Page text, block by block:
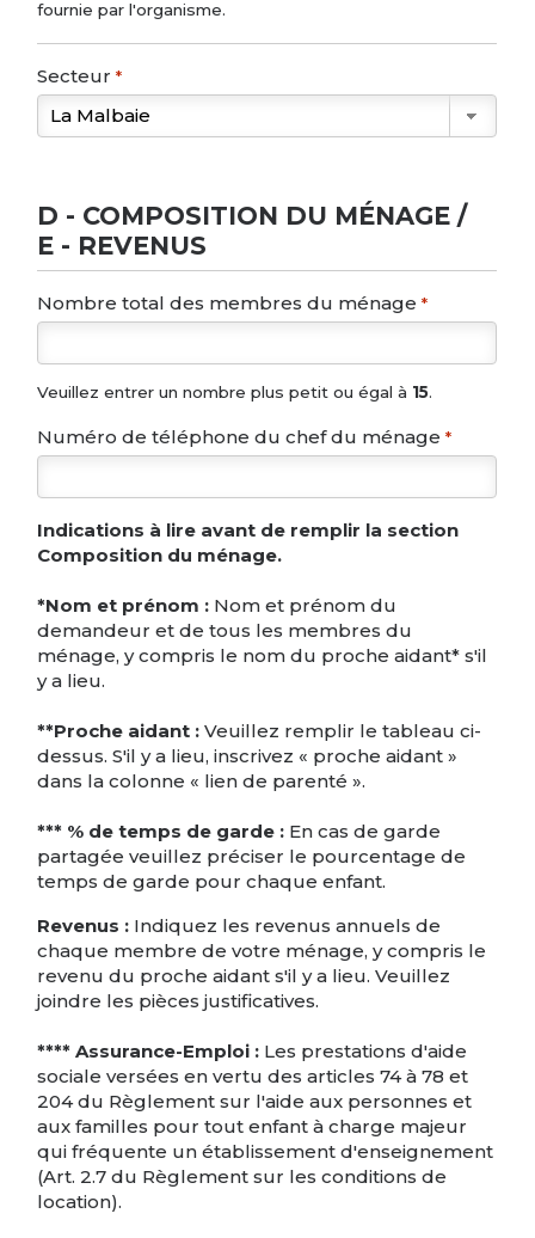
fournie par l'organisme.
Secteur *
D - COMPOSITION DU MÉNAGE /
E - REVENUS
Nombre total des membres du ménage *
Veuillez entrer un nombre plus petit ou égal à 15.
Numéro de téléphone du chef du ménage *
Indications à lire avant de remplir la section
Composition du ménage.
*Nom et prénom : Nom et prénom du
demandeur et de tous les membres du
ménage, y compris le nom du proche aidant* s'il
y a lieu.
**Proche aidant :Veuillez remplir le tableau ci-
dessus. S'il y a lieu, inscrivez « proche aidant »
dans la colonne « lien de parenté ».
*** % de temps de garde : En cas de garde
partagée veuillez préciser le pourcentage de
temps de garde pour chaque enfant.
Revenus : Indiquez les revenus annuels de
chaque membre de votre ménage, y compris le
revenu du proche aidant s'il y a lieu. Veuillez
joindre les pièces justificatives.
**** Assurance-Emploi : Les prestations d'aide
sociale versées en vertu des articles 74 à 78 et
204 du Règlement sur l'aide aux personnes et
aux familles pour tout enfant à charge majeur
qui fréquente un établissement d'enseignement
(Art. 2.7 du Règlement sur les conditions de
location).